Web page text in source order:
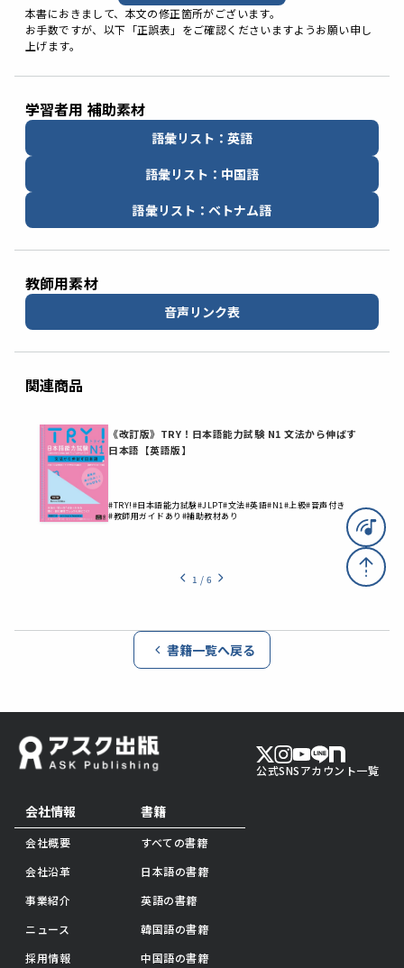
本書におきまして、本文の修正箇所がございます。
お手数ですが、以下「正誤表」をご確認くださいますようお願い申し
上げます。
学習者用 補助素材
語彙リスト：英語
語彙リスト：中国語
語彙リスト：ベトナム語
教師用素材
音声リンク表
関連商品
《改訂版》TRY！日本語能力試験 N1 文法から伸ばす
日本語【英語版】
#TRY!#日本語能力試験#JLPT#文法#英語#N1#上級#音声付き
#教師用ガイドあり #補助教材あり
1 / 6
書籍一覧へ戻る
会社情報
会社概要
会社沿革
事業紹介
ニュース
採用情報
書籍
すべての書籍
日本語の書籍
英語の書籍
韓国語の書籍
中国語の書籍
公式SNSアカウント一覧